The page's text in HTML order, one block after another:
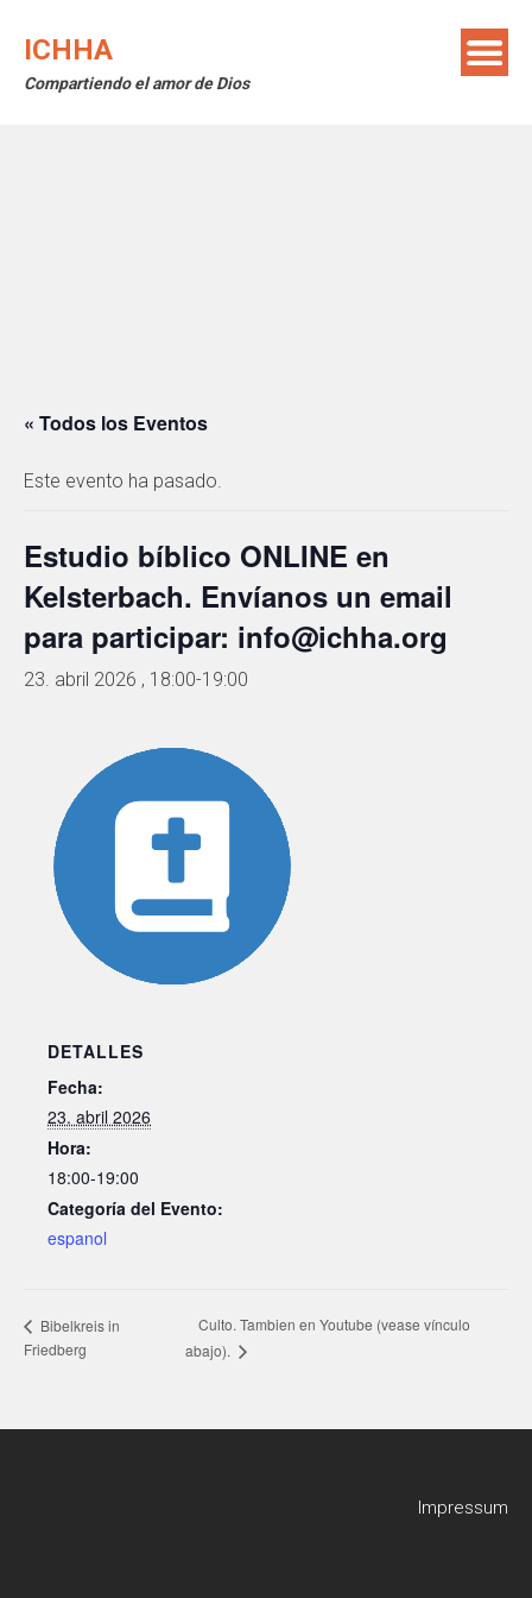
ICHHA
Compartiendo el amor de Dios
« Todos los Eventos
Este evento ha pasado.
Estudio bíblico ONLINE en
Kelsterbach. Envíanos un email
para participar: info@ichha.org
23. abril 2026 , 18:00-19:00
DETALLES
Fecha:
23. abril 2026
Hora:
18:00-19:00
Categoría del Evento:
espanol
Bibelkreis in
Friedberg
Culto. Tambien en Youtube (vease vínculo
abajo).
Impressum